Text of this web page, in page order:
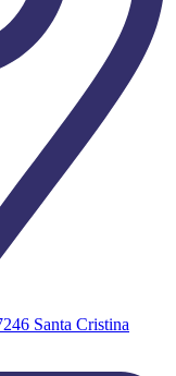
Santa Cristina